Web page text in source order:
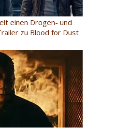
einen Drogen- und
zu Blood for Dust